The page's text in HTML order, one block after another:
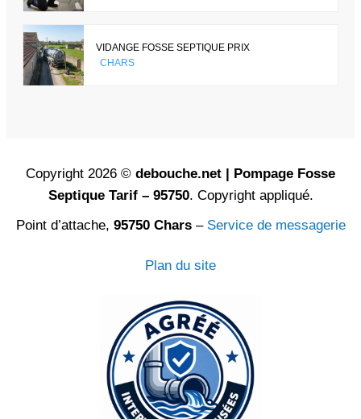
VIDANGE FOSSE SEPTIQUE PRIX
CHARS
Copyright 2026 © debouche.net | Pompage Fosse
Septique Tarif – 95750. Copyright appliqué.
Point d’attache, 95750 Chars– Service de messagerie
Plan du site